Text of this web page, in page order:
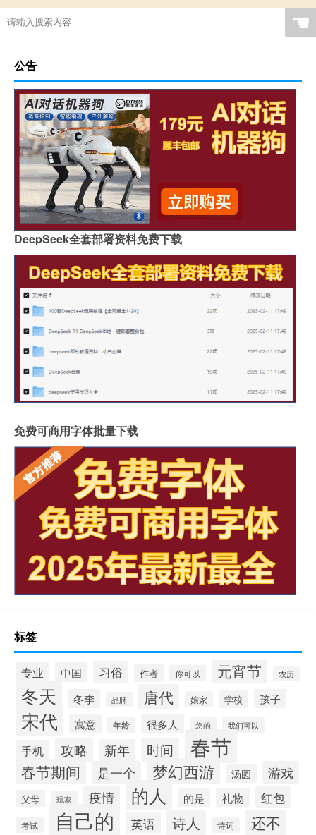
☚
公告
DeepSeek全套部署资料免费下载
免费可商用字体批量下载
标签
专业 中国 习俗 作者 你可以 元宵节 农历
冬天 冬季 品牌 唐代 娘家 学校 孩子
宋代 寓意 年龄 很多人 您的 我们可以
手机 攻略 新年 时间 春节
春节期间 是一个 梦幻西游 汤圆 游戏
父母 玩家 疫情 的人 的是 礼物 红包
考试 自己的 英语 诗人 诗词 还不